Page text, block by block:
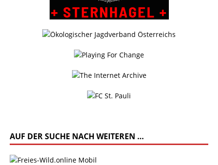
AUF DER SUCHE NACH WEITEREN …